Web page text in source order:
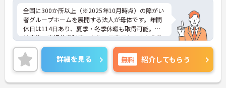
全国に300か所以上（※2025年10月時点）の障がい
者グループホームを展開する法人が母体です。年間
休日は114日あり、夏季・冬季休暇も取得可能。産
前産後・育児休暇制度もあり、子育て中の方も多数
活躍中で、ワークライフバランスを大切にしながら
働ける環境が整っています。研修制度や外部勉強会
の受講支援もあり、スキルアップもしっかりサポー
ト。将来的には管理者やエリアマネージャーへのキ
ャリアアップも目指せます。20代から60代まで幅広
詳細を見る 無料 紹介してもらう